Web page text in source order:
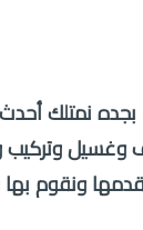
نمتلك أحدث
وغسيل
ونقوم